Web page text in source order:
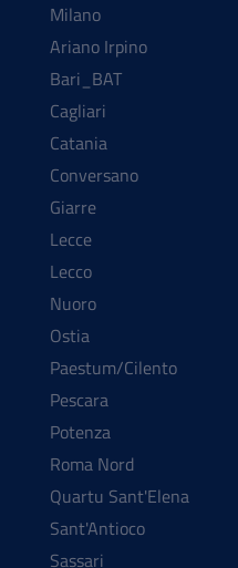
Milano
Ariano Irpino
Bari_BAT
Cagliari
Catania
Conversano
Giarre
Lecce
Lecco
Nuoro
Ostia
Paestum/Cilento
Pescara
Potenza
Roma Nord
Quartu Sant'Elena
Sant'Antioco
Sassari